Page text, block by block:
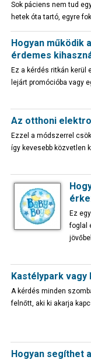
Sok páciens nem tud
hetek óta tartó, egyre
Hogyan működik
érdemes
Ez a kérdés ritkán kerül
lejárt promócióba vagy
Az otthoni
Ezzel a módszerrel
így kevesebb közvetlen
Ez
foglal
Kastélypark vagy
A kérdés minden
felnőtt, aki ki akarja
Hogyan segíthet